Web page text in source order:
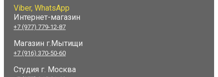
Viber, WhatsApp
Интернет-магазин
+7 (977) 779-12-87
Магазин г.Мытищи
+7 (916) 370-50-60
Студия г. Москва